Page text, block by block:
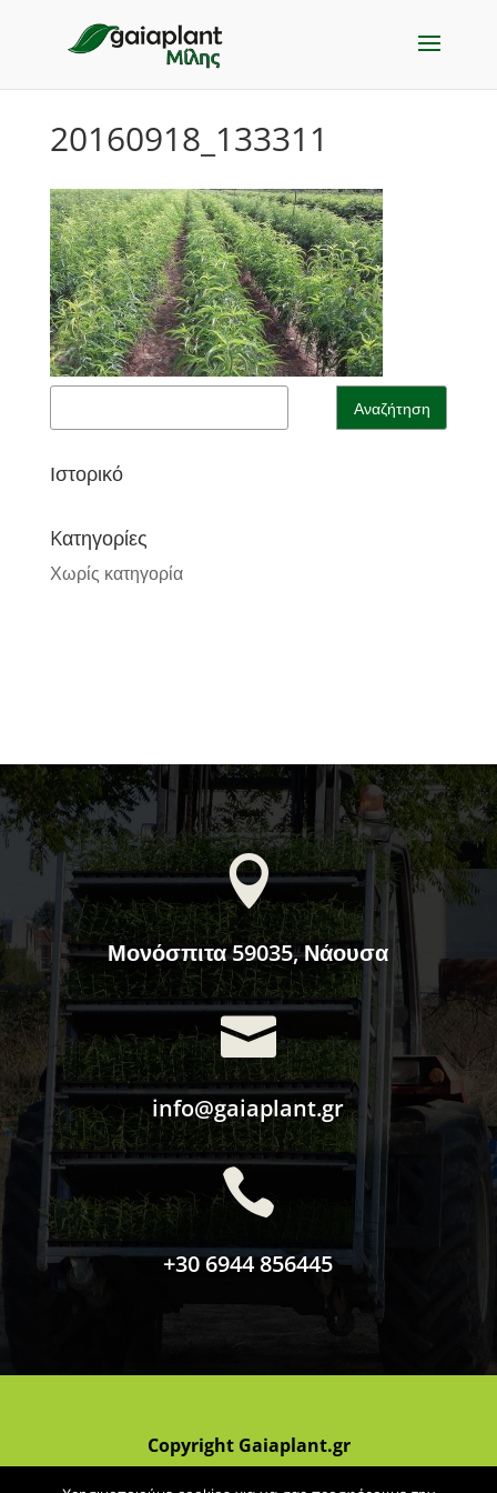
20160918_133311
Ιστορικό
Kατηγορίες
Χωρίς κατηγορία

Μονόσπιτα 59035, Νάουσα

info@gaiaplant.gr

+30 6944 856445
Copyright Gaiaplant.gr